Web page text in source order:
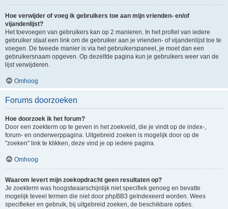
Hoe verwijder of voeg ik gebruikers toe aan mijn vrienden- en/of
vijandenlijst?
Het toevoegen van gebruikers kan op 2 manieren. In het profiel van iedere
gebruiker staat een link om de gebruiker aan je vrienden- of vijandenlijst toe te
voegen. De tweede manier is via het gebruikerspaneel, je moet dan een
gebruikersnaam opgeven. Op dezelfde pagina kun je gebruikers weer van de
lijst verwijderen.
Omhoog
Forums doorzoeken
Hoe doorzoek ik het forum?
Door een zoekterm op te geven in het zoekveld, die je vindt op de index-,
forum- en onderwerppagina. Uitgebreid zoeken is mogelijk door op de
"zoeken" link te klikken, deze vind je op iedere pagina.
Omhoog
Waarom levert mijn zoekopdracht geen resultaten op?
Je zoekterm was hoogstwaarschijnlijk niet specifiek genoeg en bevatte
mogelijk teveel termen die niet door phpBB3 geïndexeerd worden. Wees
specifieker en gebruik, bij uitgebreid zoeken, de beschikbare opties.